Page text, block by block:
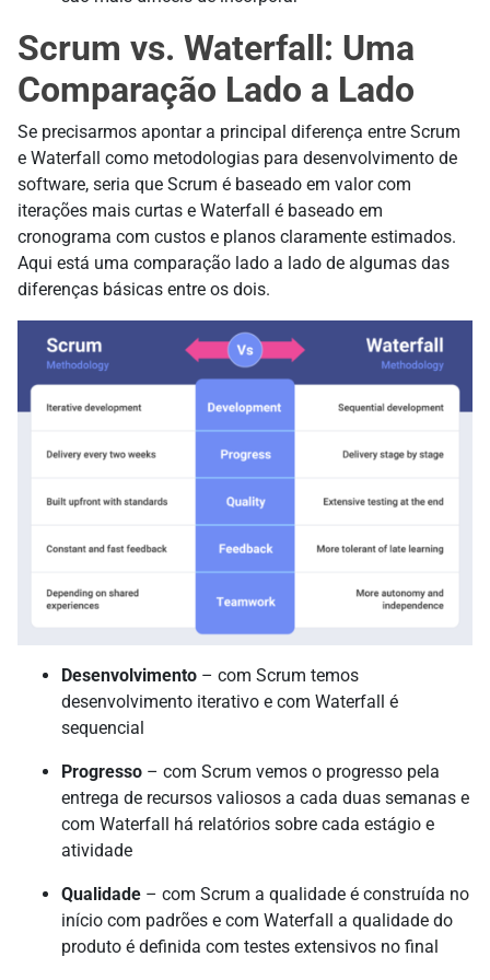
Scrum vs. Waterfall: Uma
Comparação Lado a Lado
Se precisarmos apontar a principal diferença entre Scrum
e Waterfall como metodologias para desenvolvimento de
software, seria que Scrum é baseado em valor com
iterações mais curtas e Waterfall é baseado em
cronograma com custos e planos claramente estimados.
Aqui está uma comparação lado a lado de algumas das
diferenças básicas entre os dois.
Desenvolvimento – com Scrum temos
desenvolvimento iterativo e com Waterfall é
sequencial
Progresso – com Scrum vemos o progresso pela
entrega de recursos valiosos a cada duas semanas e
com Waterfall há relatórios sobre cada estágio e
atividade
Qualidade – com Scrum a qualidade é construída no
início com padrões e com Waterfall a qualidade do
produto é definida com testes extensivos no final